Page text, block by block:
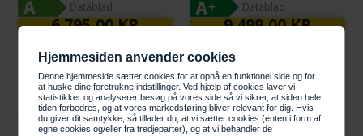
Hjemmesiden anvender cookies
Denne hjemmeside sætter cookies for at opnå en funktionel side og for
at huske dine foretrukne indstillinger. Ved hjælp af cookies laver vi
statistikker og analyserer besøg på vores side så vi sikrer, at siden hele
tiden forbedres, og at vores markedsføring bliver relevant for dig. Hvis
du giver dit samtykke, så tillader du, at vi sætter cookies (enten i form af
egne cookies og/eller fra tredjeparter), og at vi behandler de
Datablad
6.795,00 KR
Voss VKK60341S Komfur -
2+2 års garanti
LÆG I KURV
Datablad
9.499,00 KR
Voss VKK67742HV
Keramisk Komfur - 2+2
års garanti